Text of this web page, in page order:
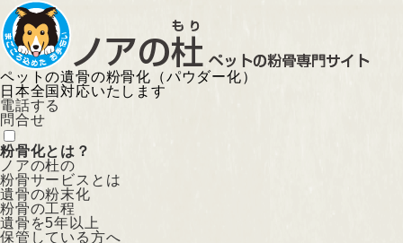
ペットの遺骨の粉骨化（パウダー化）
日本全国対応いたします
電話する
問合せ
粉骨化とは？
ノアの杜の
粉骨サービスとは
遺骨の粉末化
粉骨の工程
遺骨を5年以上
保管している方へ